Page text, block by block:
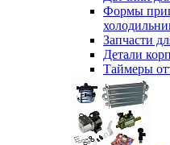
Формы
Запчасти
Детали
Таймеры